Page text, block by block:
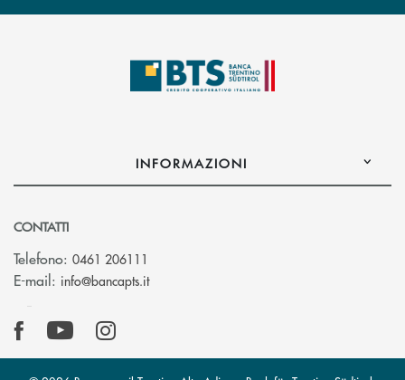
INFORMAZIONI
CONTATTI
Telefono: 0461 206111
E-mail: info@bancapts.it(si apre l’app di posta elettronica)